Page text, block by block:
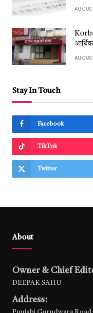
Stay In Touch
Facebook
TikTok
Twitter
About
Owner & Chief
DEEPAK SAHU
Address: